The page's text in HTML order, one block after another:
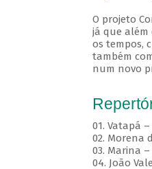
O projeto
já que além
os tempos,
também
num novo
01. Vatapá
02. Morena
03. Marina
04. João